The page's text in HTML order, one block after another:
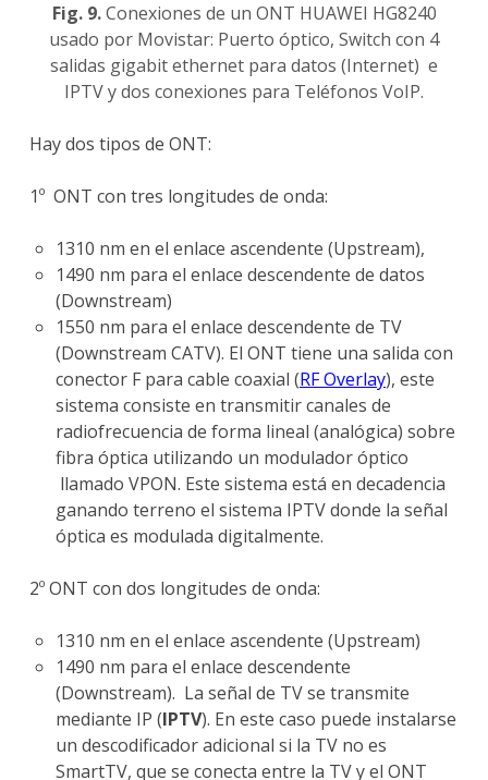
Fig. 9.Conexiones de un ONT HUAWEI HG8240
usado por Movistar: Puerto óptico, Switch con 4
salidas gigabit ethernet para datos (Internet) e
IPTV y dos conexiones para Teléfonos VoIP.
Hay dos tipos de ONT:
1º ONT con tres longitudes de onda:
1310 nm en el enlace ascendente (Upstream),
1490 nm para el enlace descendente de datos
(Downstream)
1550 nm para el enlace descendente de TV
(Downstream CATV). El ONT tiene una salida con
conector F para cable coaxial (RF Overlay), este
sistema consiste en transmitir canales de
radiofrecuencia de forma lineal (analógica) sobre
fibra óptica utilizando un modulador óptico
llamado VPON. Este sistema está en decadencia
ganando terreno el sistema IPTV donde la señal
óptica es modulada digitalmente.
2º ONT con dos longitudes de onda:
1310 nm en el enlace ascendente (Upstream)
1490 nm para el enlace descendente
(Downstream). La señal de TV se transmite
mediante IP (IPTV). En este caso puede instalarse
un descodificador adicional si la TV no es
SmartTV, que se conecta entre la TV y el ONT